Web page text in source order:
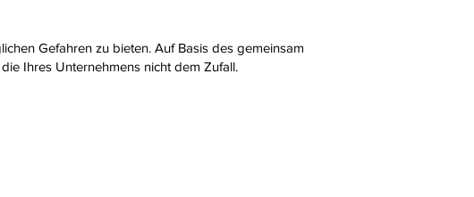
Gefahren zu bieten. Auf Basis des gemeinsam
Ihres Unternehmens nicht dem Zufall.